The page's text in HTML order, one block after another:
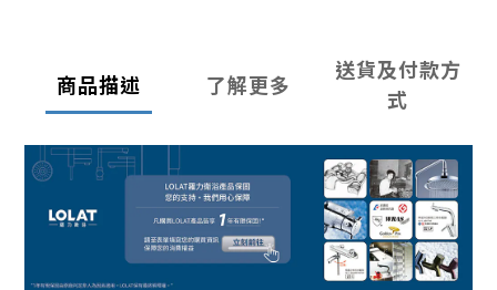
商品描述 了解更多
送貨及付款方
式